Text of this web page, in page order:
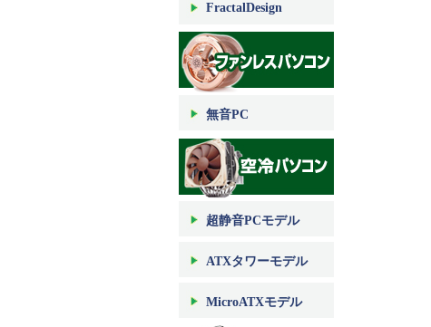
FractalDesign
無音PC
超静音PCモデル
ATXタワーモデル
MicroATXモデル